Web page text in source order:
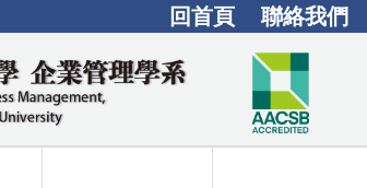
回首頁 聯絡我們